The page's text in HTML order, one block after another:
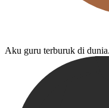
Aku guru terburuk di dunia.